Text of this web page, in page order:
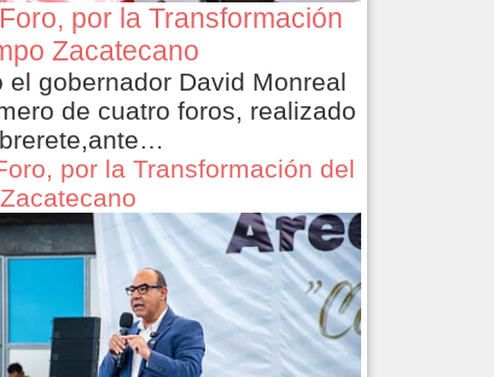
por la Transformación
Zacatecano
el gobernador David Monreal
de cuatro foros, realizado
por la Transformación del